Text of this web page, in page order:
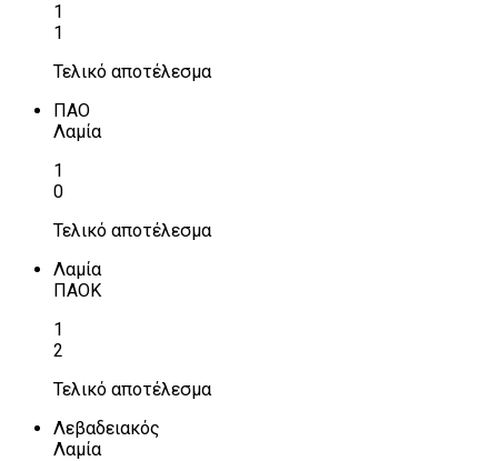
1
1
Τελικό αποτέλεσμα
ΠΑΟ
Λαμία
1
0
Τελικό αποτέλεσμα
Λαμία
ΠΑΟΚ
1
2
Τελικό αποτέλεσμα
Λεβαδειακός
Λαμία